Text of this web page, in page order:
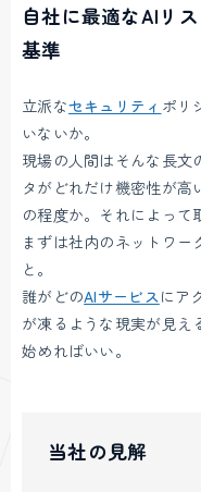
自社に最適なAIリ
基準
立派なセキュリティ ポリ
いないか。
現場の人間はそんな長文
タがどれだけ機密性が高
の程度か。それによって
まずは社内のネットワー
と。
誰がどのAIサービス にア
が凍るような現実が見え
始めればいい。
当社の見解